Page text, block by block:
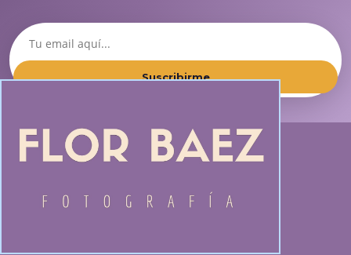
Suscribirme